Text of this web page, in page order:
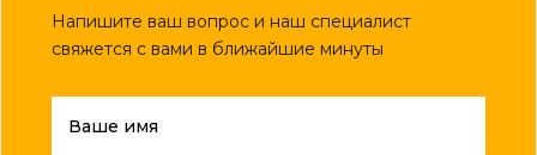
Напишите ваш вопрос и наш специалист
свяжется с вами в ближайшие минуты
Ваше имя